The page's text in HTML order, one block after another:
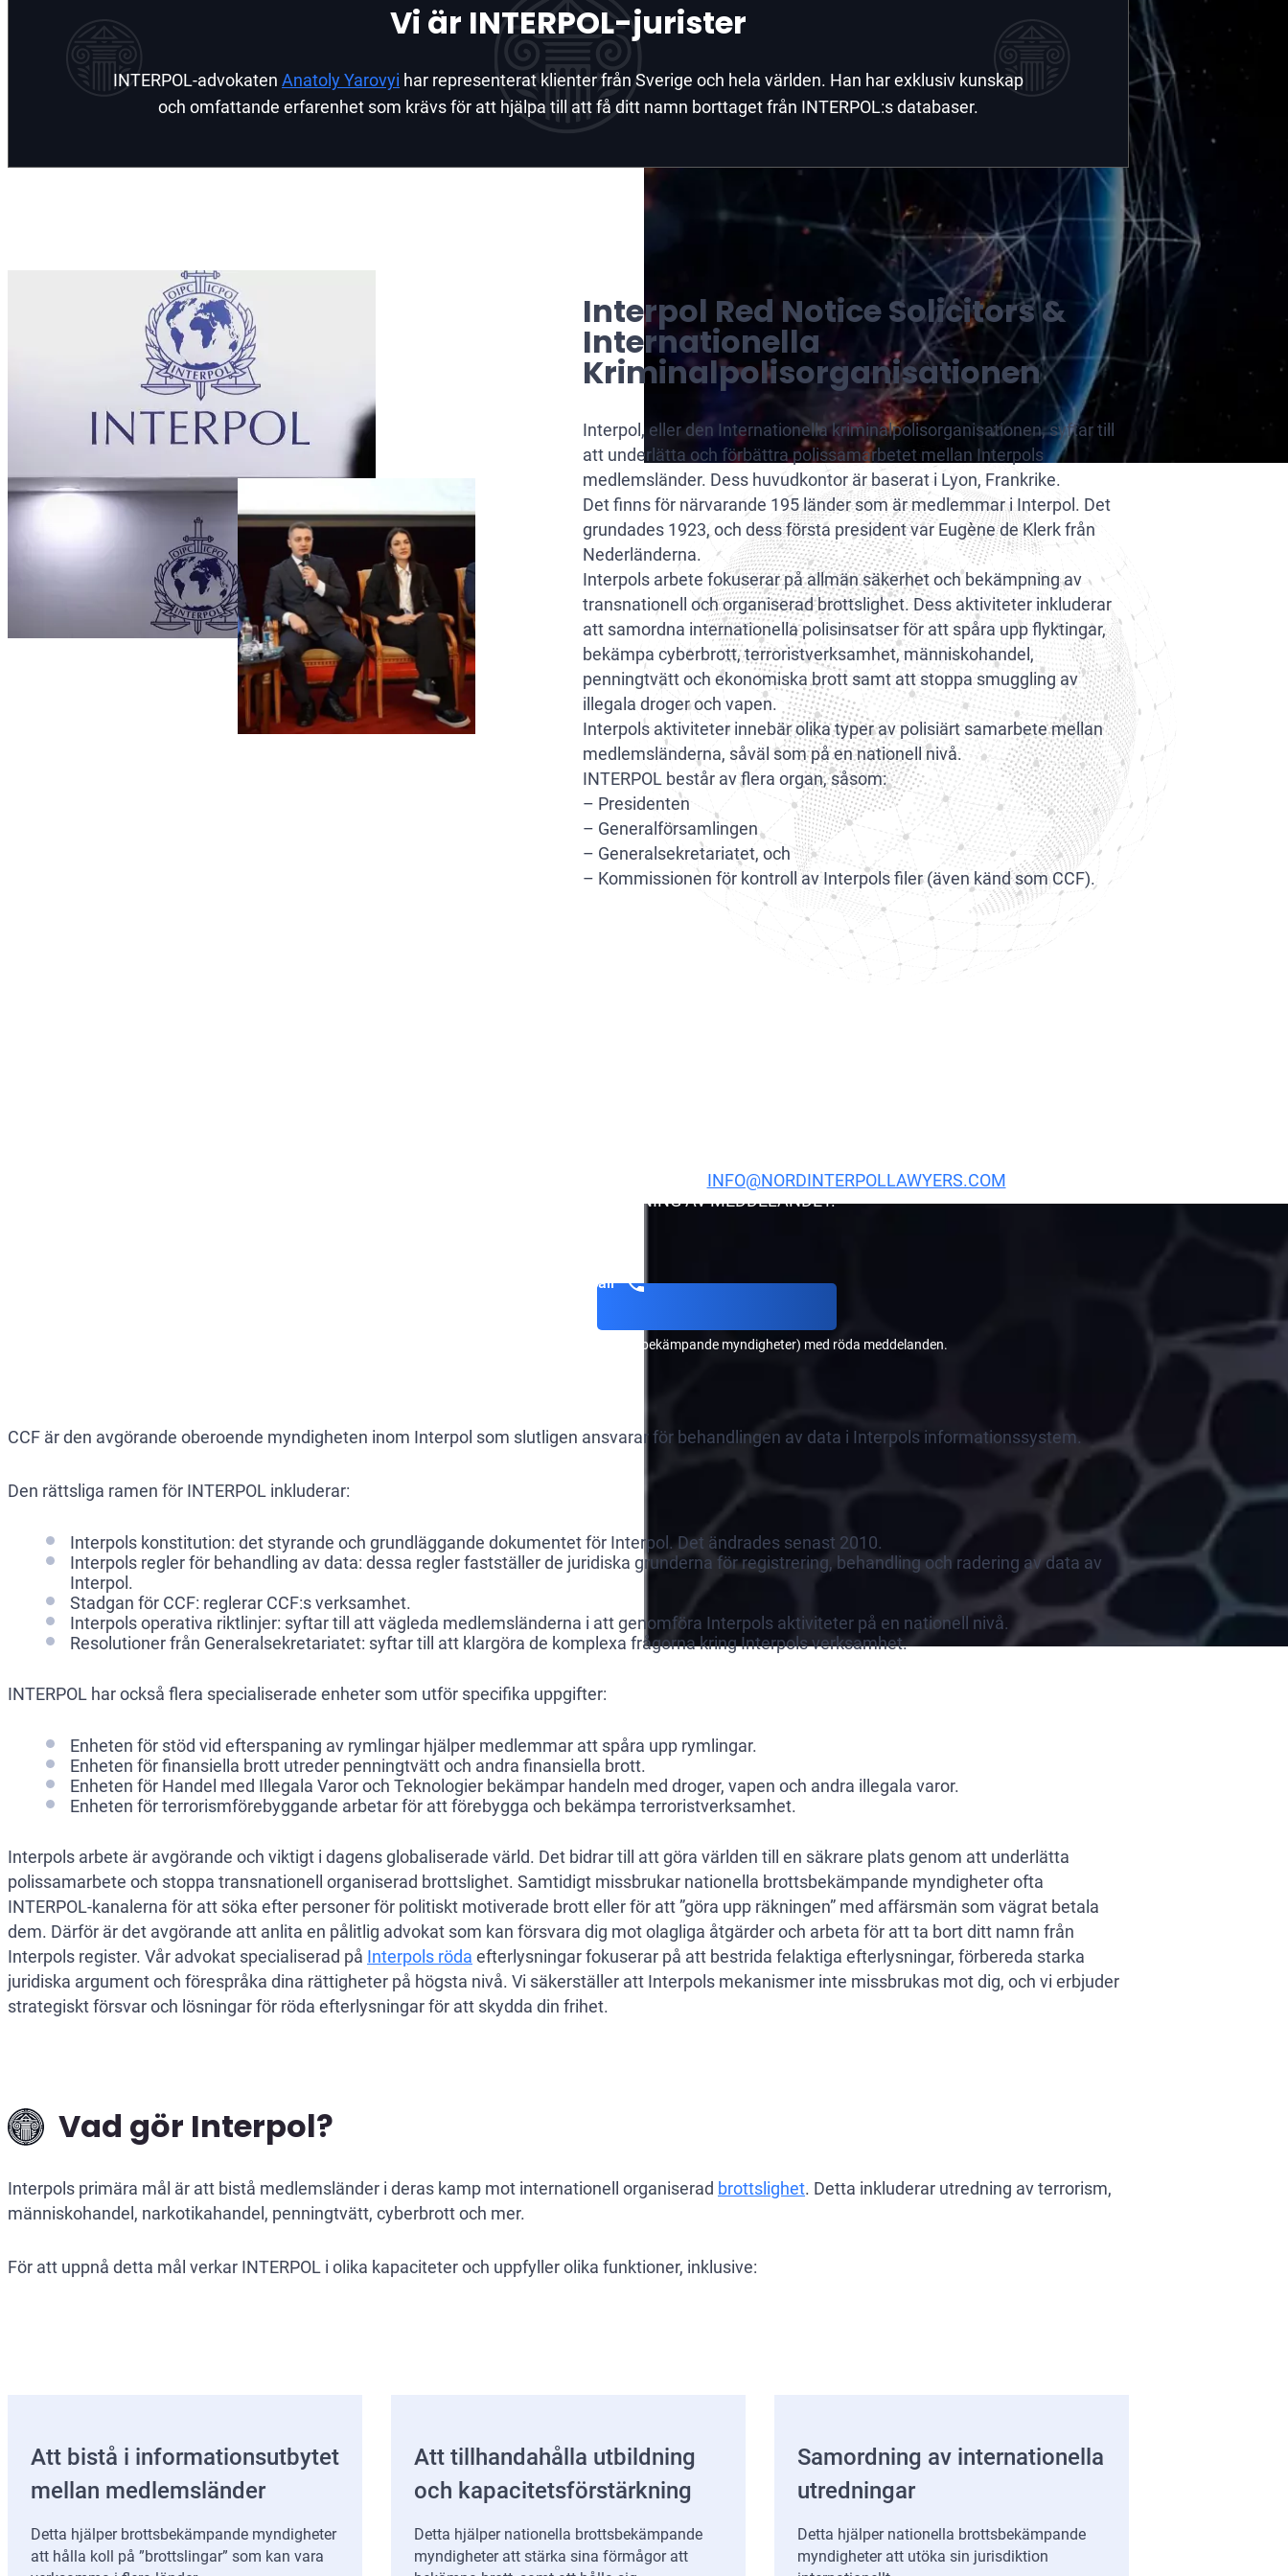
Vi är INTERPOL-jurister
INTERPOL-advokaten Anatoly Yarovyi har representerat klienter från Sverige och hela världen. Han har exklusiv kunskap
och omfattande erfarenhet som krävs för att hjälpa till att få ditt namn borttaget från INTERPOL:s databaser.
Interpol Red Notice Solicitors &
Internationella
Kriminalpolisorganisationen
Interpol, eller den Internationella kriminalpolisorganisationen, syftar till
att underlätta och förbättra polissamarbetet mellan Interpols
medlemsländer. Dess huvudkontor är baserat i Lyon, Frankrike.
Det finns för närvarande 195 länder som är medlemmar i Interpol. Det
grundades 1923, och dess första president var Eugène de Klerk från
Nederländerna.
Interpols arbete fokuserar på allmän säkerhet och bekämpning av
transnationell och organiserad brottslighet. Dess aktiviteter inkluderar
att samordna internationella polisinsatser för att spåra upp flyktingar,
bekämpa cyberbrott, terroristverksamhet, människohandel,
penningtvätt och ekonomiska brott samt att stoppa smuggling av
illegala droger och vapen.
Interpols aktiviteter innebär olika typer av polisiärt samarbete mellan
medlemsländerna, såväl som på en nationell nivå.
INTERPOL består av flera organ, såsom:
– Presidenten
– Generalförsamlingen
– Generalsekretariatet, och
– Kommissionen för kontroll av Interpols filer (även känd som CCF).
INFO@NORDINTERPOLLAWYERS.COM
HUR DU KAN ANSÖKA OM BORTTAGNING AV MEDDELANDET.
Get a call
INTERPOL har en (1) offentlig och (2) privat lista (endast för brottsbekämpande myndigheter) med röda meddelanden.
CCF är den avgörande oberoende myndigheten inom Interpol som slutligen ansvarar för behandlingen av data i Interpols informationssystem.
Den rättsliga ramen för INTERPOL inkluderar:
Interpols konstitution: det styrande och grundläggande dokumentet för Interpol. Det ändrades senast 2010.
Interpols regler för behandling av data: dessa regler fastställer de juridiska grunderna för registrering, behandling och radering av data av
Interpol.
Stadgan för CCF: reglerar CCF:s verksamhet.
Interpols operativa riktlinjer: syftar till att vägleda medlemsländerna i att genomföra Interpols aktiviteter på en nationell nivå.
Resolutioner från Generalsekretariatet: syftar till att klargöra de komplexa frågorna kring Interpols verksamhet.
INTERPOL har också flera specialiserade enheter som utför specifika uppgifter:
Enheten för stöd vid efterspaning av rymlingar hjälper medlemmar att spåra upp rymlingar.
Enheten för finansiella brott utreder penningtvätt och andra finansiella brott.
Enheten för Handel med Illegala Varor och Teknologier bekämpar handeln med droger, vapen och andra illegala varor.
Enheten för terrorismförebyggande arbetar för att förebygga och bekämpa terroristverksamhet.
Interpols arbete är avgörande och viktigt i dagens globaliserade värld. Det bidrar till att göra världen till en säkrare plats genom att underlätta
polissamarbete och stoppa transnationell organiserad brottslighet. Samtidigt missbrukar nationella brottsbekämpande myndigheter ofta
INTERPOL-kanalerna för att söka efter personer för politiskt motiverade brott eller för att ”göra upp räkningen” med affärsmän som vägrat betala
dem. Därför är det avgörande att anlita en pålitlig advokat som kan försvara dig mot olagliga åtgärder och arbeta för att ta bort ditt namn från
Interpols register. Vår advokat specialiserad på Interpols röda efterlysningar fokuserar på att bestrida felaktiga efterlysningar, förbereda starka
juridiska argument och förespråka dina rättigheter på högsta nivå. Vi säkerställer att Interpols mekanismer inte missbrukas mot dig, och vi erbjuder
strategiskt försvar och lösningar för röda efterlysningar för att skydda din frihet.
Vad gör Interpol?
Interpols primära mål är att bistå medlemsländer i deras kamp mot internationell organiserad brottslighet. Detta inkluderar utredning av terrorism,
människohandel, narkotikahandel, penningtvätt, cyberbrott och mer.
För att uppnå detta mål verkar INTERPOL i olika kapaciteter och uppfyller olika funktioner, inklusive:
Att bistå i informationsutbytet
mellan medlemsländer
Detta hjälper brottsbekämpande myndigheter
att hålla koll på ”brottslingar” som kan vara
Att tillhandahålla utbildning
och kapacitetsförstärkning
Detta hjälper nationella brottsbekämpande
myndigheter att stärka sina förmågor att
Samordning av internationella
utredningar
Detta hjälper nationella brottsbekämpande
myndigheter att utöka sin jurisdiktion